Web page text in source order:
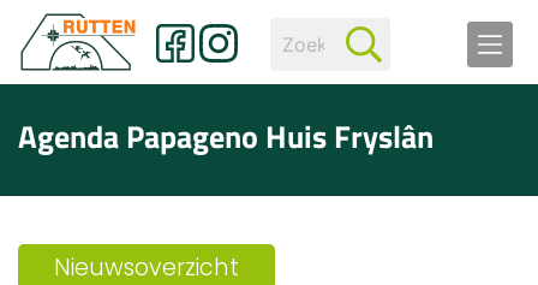
Agenda Papageno Huis Fryslân
Nieuwsoverzicht